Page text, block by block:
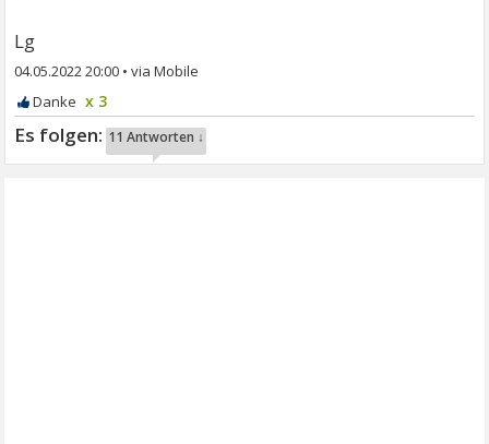
Lg
04.05.2022 20:00 •
x 3
11 Antworten ↓